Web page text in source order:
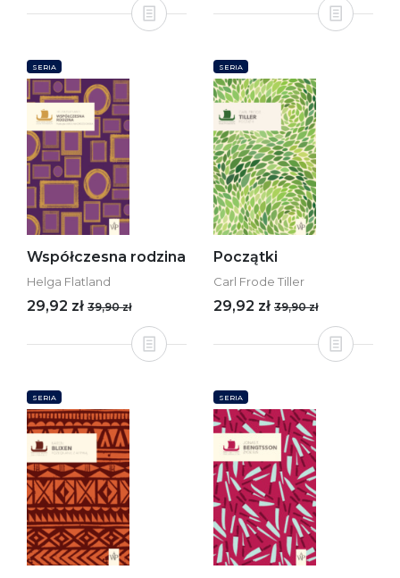
SERIA
Współczesna rodzina
Helga Flatland
29,92 zł 39,90 zł
SERIA
Początki
Carl Frode Tiller
29,92 zł 39,90 zł
SERIA SERIA